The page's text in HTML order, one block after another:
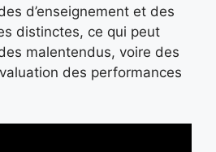
d’enseignement et des
distinctes, ce qui peut
malentendus, voire des
des performances